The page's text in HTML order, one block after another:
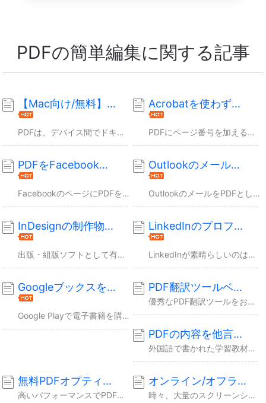
PDFの簡単編集に関する記事
【Mac向け/無料】画像をPDFへ挿入する方法 - EaseUS
PDFは、デバイス間でドキュメントを送信する際に最も広く使用されているフォーマットの一つです。そして、PDFエディターを使用してファイルを編集することもあるでしょう。しかしほとんど...
Acrobatを使わずにPDFにページ番号を追加する方法 - EaseUS
PDFにページ番号を加えることは、中身が見やすくなるため、上手なファイル管理方法です。もし学生であれば、教授が読むことも考慮し、番号を振るのがよいでしょう。この記事では、既存のPD...
PDFをFacebookへ投稿する方法【フルガイド】 - EaseUS
FacebookのページにPDFをアップロードする際に、挫折するユーザーもいるかもしれません。その作業は複雑なため、挫折するのも当然のはずです。ここでは、Facebook上にPDF...
OutlookのメールをPDFとして保存する方法３選【確定版】 - EaseUS
OutlookのメールをPDFとして保存したい方必見です！この記事では、Windows、macOS、iOSデバイスで、OutlookのメールをPDF形式でエクスポートする手順をご紹...
InDesignの制作物をPDFとして保存する方法｜2026 チュートリアル - EaseUS
出版・組版ソフトとして有名なAdobe InDesignは、ポスターや新聞、マガジンの作成によく使われます。InDesignで作成されたファイルを、InDesign未所持の人がプレ...
LinkedInのプロフィールをPDFとして保存する方法 - EaseUS
LinkedInが素晴らしいのは、プロフェッショナルな履歴書をオンラインで全世界に公開できるという点です。しかし、さらに優れているのは、LinkedInのプロフィールをPDFとして...
GoogleブックスをダウンロードしPDF化する方法【2026年版】 - EaseUS
Google Playで電子書籍を購入する際、PDFやEPUBでダウンロードする方法があります。ただし、DRM付きのファイルのため、特定のアプリケーションでしか読むことができません...
PDF翻訳ツールベスト5- EaseUS
優秀なPDF翻訳ツールをお探しの方のために、この記事では5つのツールをご紹介します。データを失うことなく、PDFを変換できます。ぜひ最もニーズに適したものを選んでみてください。
PDFの内容を他言語に翻訳する方法【フルガイド】 - EaseUS
外国語で書かれた学習教材をダウンロードした場合、知識を得るために最も便利な方法は、テキストをコピーし、Google翻訳で内容を翻訳するやり方です。しかし、そうした教材の多くはPDF...
無料PDFオプティマイザーベスト7【2026年版】 - EaseUS
高いパフォーマンスでPDFを最適化し、最小のファイルサイズに圧縮したいと考えている方へ。この記事では、PDFを最適化してファイルサイズを小さくしたり、ファイルサイズや画像に関するエ...
オンライン/オフラインでスクリーンショットをPDFに変換する
時々、大量のスクリーンショットがあって、それを1つのPDFファイルにまとめて他人に共有したいことがあります。このような場合、どうやって変換すればいいですか？本文では、スクリーンショ...